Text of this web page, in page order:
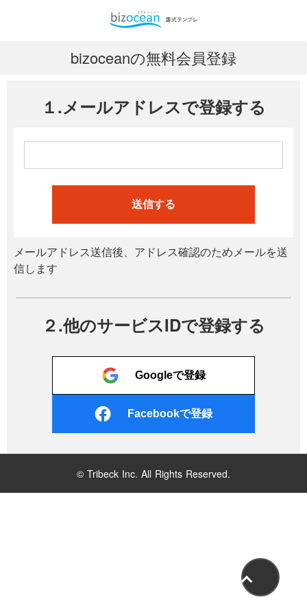
bizoceanの無料会員登録
１.メールアドレスで登録する
送信する
メールアドレス送信後、アドレス確認のためメールを送
信します
２.他のサービスIDで登録する
Googleで登録
Facebookで登録
© Tribeck Inc. All Rights Reserved.